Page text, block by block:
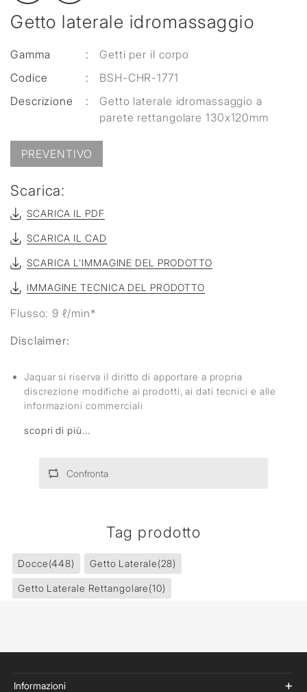
Getto laterale idromassaggio
Gamma :
Getti per il corpo
Codice
:
BSH-CHR-1771
Descrizione
:
Getto laterale idromassaggio a
parete rettangolare 130x120mm
PREVENTIVO
Scarica:
SCARICA IL PDF
SCARICA IL CAD
SCARICA L'IMMAGINE DEL PRODOTTO
IMMAGINE TECNICA DEL PRODOTTO
Flusso: 9 ℓ/min*
Disclaimer:
Jaquar si riserva il diritto di apportare a propria
discrezione modifiche ai prodotti, ai dati tecnici e alle
informazioni commerciali
scopri di più...
Confronta
Tag prodotto
Docce(448) Getto Laterale(28)
Getto Laterale Rettangolare(10)
Informazioni